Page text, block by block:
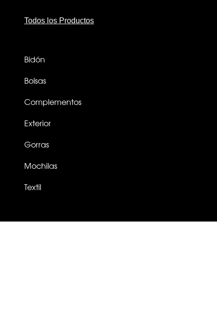
Todos los Productos
Bidón
Bolsas
Complementos
Exterior
Gorras
Mochilas
Textil